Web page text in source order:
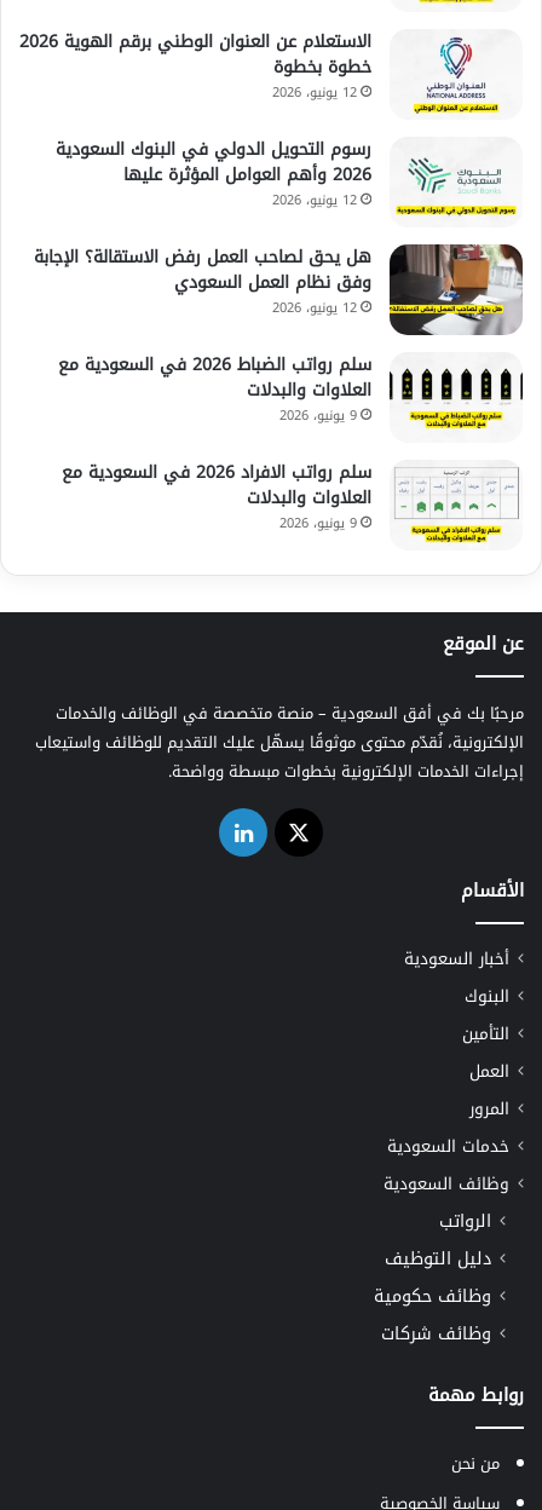
الاستعلام عن العنوان الوطني برقم الهوية 2026
خطوة بخطوة
12 يونيو، 2026
رسوم التحويل الدولي في البنوك السعودية
2026 وأهم العوامل المؤثرة عليها
12 يونيو، 2026
هل يحق لصاحب العمل رفض الاستقالة؟ الإجابة
وفق نظام العمل السعودي
12 يونيو، 2026
سلم رواتب الضباط 2026 في السعودية مع
العلاوات والبدلات
9 يونيو، 2026
سلم رواتب الافراد 2026 في السعودية مع
العلاوات والبدلات
9 يونيو، 2026
عن الموقع
مرحبًا بك في أفق السعودية – منصة متخصصة في الوظائف والخدمات
الإلكترونية، نُقدّم محتوى موثوقًا يسهّل عليك التقديم للوظائف واستيعاب
إجراءات الخدمات الإلكترونية بخطوات مبسطة وواضحة.
‫X لينكدإن
الأقسام
أخبار السعودية
البنوك
التأمين
العمل
المرور
خدمات السعودية
وظائف السعودية
الرواتب
دليل التوظيف
وظائف حكومية
وظائف شركات
روابط مهمة
من نحن
سياسة الخصوصية